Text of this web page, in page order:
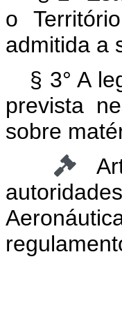
o
admitida a
§ 3° A
prevista
sobre